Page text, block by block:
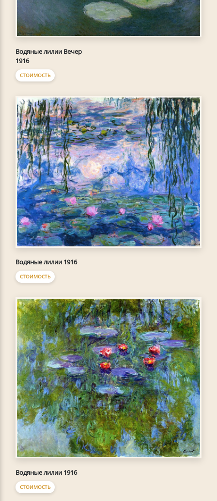
Водяные лилии Вечер
1916
СТОИМОСТЬ
Водяные лилии 1916
СТОИМОСТЬ
Водяные лилии 1916
СТОИМОСТЬ